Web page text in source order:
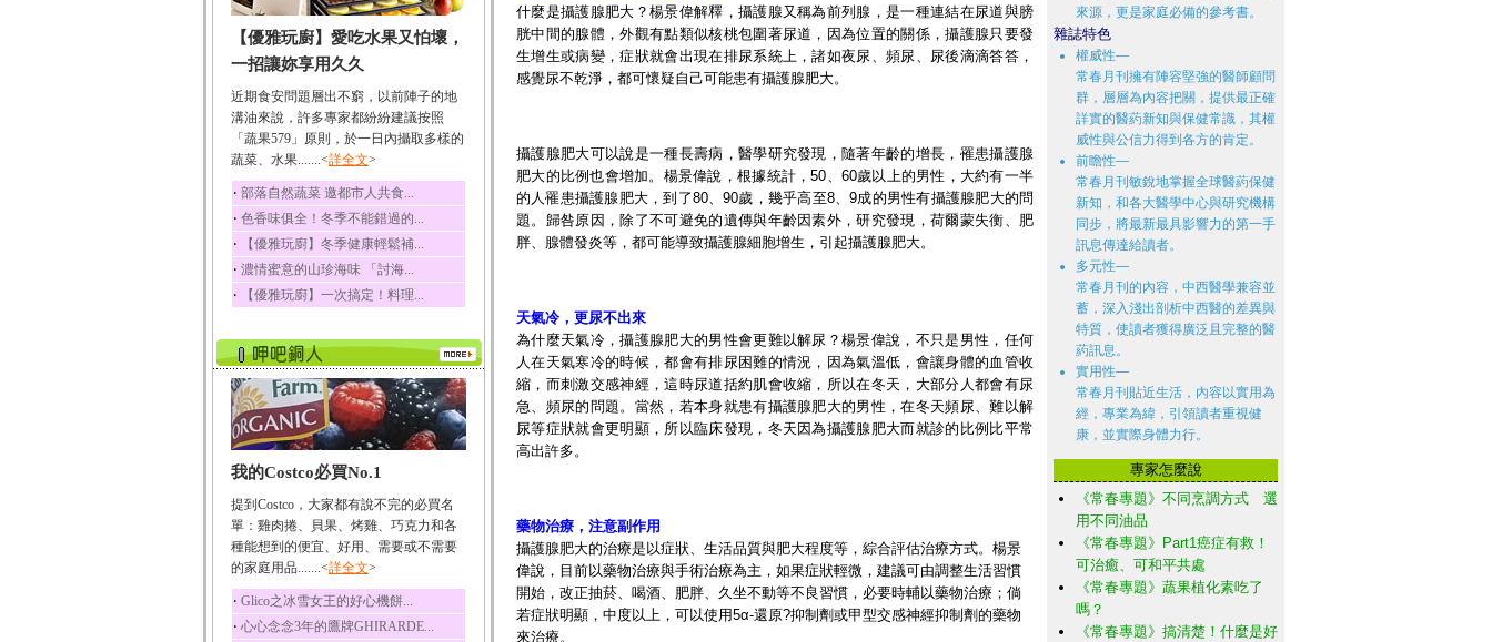
韭菜
韭菜所含的膳食纖維能
幫助消化與通便；揮...
冬瓜
冬瓜營養價值高，鈉含
量極低是水腫病人的...
豆豉
豆豉裡頭含有營養的蛋
白質、脂肪、鈣、磷...
榛果
榛果裡所含的營養素有
蛋白質、脂肪、醣類...
迷迭香
酸、迷迭香酸、植物...
咖啡
咖啡中的咖啡因會刺激
中樞神經系統，特別...
椰子
椰子含有糖類、脂肪、
荔枝
荔枝性質溫和所含的營
養素有醣類、檸檬酸...
五味子
五味子性質溫熱所含營
養成分有揮發油、檸...
【優雅玩廚】愛吃水果又怕壞，
一招讓妳享用久久
近期食安問題層出不窮，以前陣子的地
溝油來說，許多專家都紛紛建議按照
「蔬果579」原則，於一日內攝取多樣的
蔬菜、水果.......<詳全文>
‧ 部落自然蔬菜 邀都市人共食...
‧ 色香味俱全！冬季不能錯過的...
‧ 【優雅玩廚】冬季健康輕鬆補...
‧ 濃情蜜意的山珍海味 「討海...
‧ 【優雅玩廚】一次搞定！料理...
我的Costco必買No.1
提到Costco，大家都有說不完的必買名
單：雞肉捲、貝果、烤雞、巧克力和各
種能想到的便宜、好用、需要或不需要
的家庭用品.......<詳全文>
‧ Glico之冰雪女王的好心機餅...
‧ 心心念念3年的鷹牌GHIRARDE...
什麼是攝護腺肥大？楊景偉解釋，攝護腺又稱為前列腺，是一種連結在尿道與膀
胱中間的腺體，外觀有點類似核桃包圍著尿道，因為位置的關係，攝護腺只要發
生增生或病變，症狀就會出現在排尿系統上，諸如夜尿、頻尿、尿後滴滴答答，
感覺尿不乾淨，都可懷疑自己可能患有攝護腺肥大。
攝護腺肥大可以說是一種長壽病，醫學研究發現，隨著年齡的增長，罹患攝護腺
肥大的比例也會增加。楊景偉說，根據統計，50、60歲以上的男性，大約有一半
的人罹患攝護腺肥大，到了80、90歲，幾乎高至8、9成的男性有攝護腺肥大的問
題。歸咎原因，除了不可避免的遺傳與年齡因素外，研究發現，荷爾蒙失衡、肥
胖、腺體發炎等，都可能導致攝護腺細胞增生，引起攝護腺肥大。
天氣冷，更尿不出來
為什麼天氣冷，攝護腺肥大的男性會更難以解尿？楊景偉說，不只是男性，任何
人在天氣寒冷的時候，都會有排尿困難的情況，因為氣溫低，會讓身體的血管收
縮，而刺激交感神經，這時尿道括約肌會收縮，所以在冬天，大部分人都會有尿
急、頻尿的問題。當然，若本身就患有攝護腺肥大的男性，在冬天頻尿、難以解
尿等症狀就會更明顯，所以臨床發現，冬天因為攝護腺肥大而就診的比例比平常
高出許多。
藥物治療，注意副作用
攝護腺肥大的治療是以症狀、生活品質與肥大程度等，綜合評估治療方式。楊景
偉說，目前以藥物治療與手術治療為主，如果症狀輕微，建議可由調整生活習慣
開始，改正抽菸、喝酒、肥胖、久坐不動等不良習慣，必要時輔以藥物治療；倘
若症狀明顯，中度以上，可以使用5α-還原?抑制劑或甲型交感神經抑制劑的藥物
來治療。
來源，更是家庭必備的參考書。
雜誌特色
權威性—
常春月刊擁有陣容堅強的醫師顧問
群，層層為內容把關，提供最正確
詳實的醫葯新知與保健常識，其權
威性與公信力得到各方的肯定。
前瞻性—
常春月刊敏銳地掌握全球醫葯保健
新知，和各大醫學中心與研究機構
同步，將最新最具影響力的第一手
訊息傳達給讀者。
多元性—
常春月刊的內容，中西醫學兼容並
蓄，深入淺出剖析中西醫的差異與
特質，使讀者獲得廣泛且完整的醫
葯訊息。
實用性—
常春月刊貼近生活，內容以實用為
經，專業為緯，引領讀者重視健
康，並實際身體力行。
專家怎麼說
《常春專題》不同烹調方式 選
用不同油品
《常春專題》Part1癌症有救！
可治癒、可和平共處
《常春專題》蔬果植化素吃了
嗎？
《常春專題》搞清楚！什麼是好